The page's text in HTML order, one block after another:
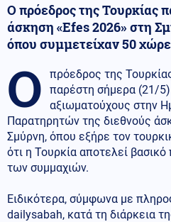
Ο πρόεδρος της Τουρκίας
άσκηση «Efes 2026» στη
όπου συμμετείχαν 50
Ο
πρόεδρος της
παρέστη σήμερα (21/
αξιωματούχους στην
Παρατηρητών της διεθνούς
Σμύρνη, όπου εξήρε τον
ότι η Τουρκία αποτελεί
των συμμαχιών.
Ειδικότερα, σύμφωνα με
dailysabah, κατά τη διάρκεια